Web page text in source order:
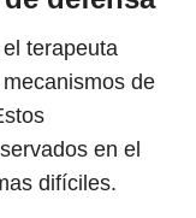
terapeuta
de
en el
difíciles.